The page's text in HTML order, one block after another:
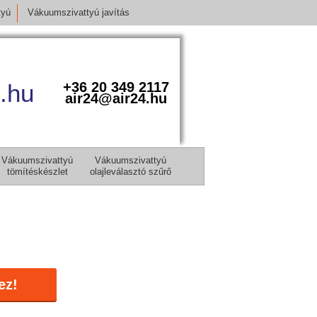
Vákuumszivattyú javítás
+36 20 349 2117
air24@air24.hu
Vákuumszivattyú
tömítéskészlet
Vákuumszivattyú
olajleválasztó szűrő